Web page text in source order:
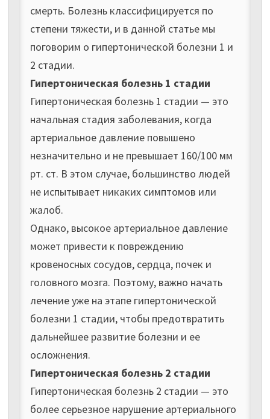
смерть. Болезнь классифицируется по
степени тяжести, и в данной статье мы
поговорим о гипертонической болезни 1 и
2 стадии.
Гипертоническая болезнь 1 стадии
Гипертоническая болезнь 1 стадии — это
начальная стадия заболевания, когда
артериальное давление повышено
незначительно и не превышает 160/100 мм
рт. ст. В этом случае, большинство людей
не испытывает никаких симптомов или
жалоб.
Однако, высокое артериальное давление
может привести к повреждению
кровеносных сосудов, сердца, почек и
головного мозга. Поэтому, важно начать
лечение уже на этапе гипертонической
болезни 1 стадии, чтобы предотвратить
дальнейшее развитие болезни и ее
осложнения.
Гипертоническая болезнь 2 стадии
Гипертоническая болезнь 2 стадии — это
более серьезное нарушение артериального